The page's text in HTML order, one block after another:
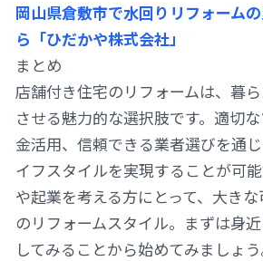
岡山県倉敷市で水回りリフォーム
ら「ひだかや株式会社」
まとめ
店舗付き住宅のリフォームは、暮
させる魅力的な選択肢です。適切
金活用、信頼できる業者選びを通
イフスタイルを実現することが可
や起業を考える方にとって、大き
のリフォームスタイル。まずは身
してみることから始めてみましょう